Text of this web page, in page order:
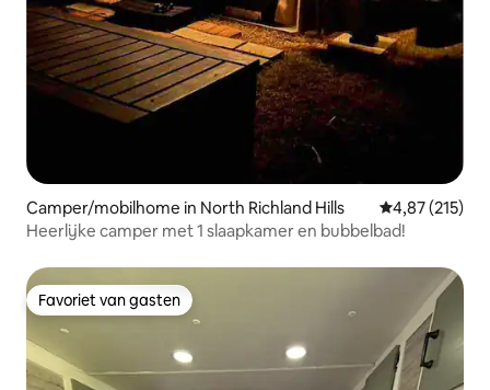
Camper/mobilhome in North Richland Hills Gemiddelde
4,87 (215)
Heerlijke camper met 1 slaapkamer en bubbelbad!
Favoriet van gasten
Favoriet van gasten